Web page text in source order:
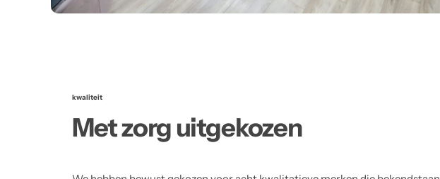
kwaliteit
Met zorg uitgekozen